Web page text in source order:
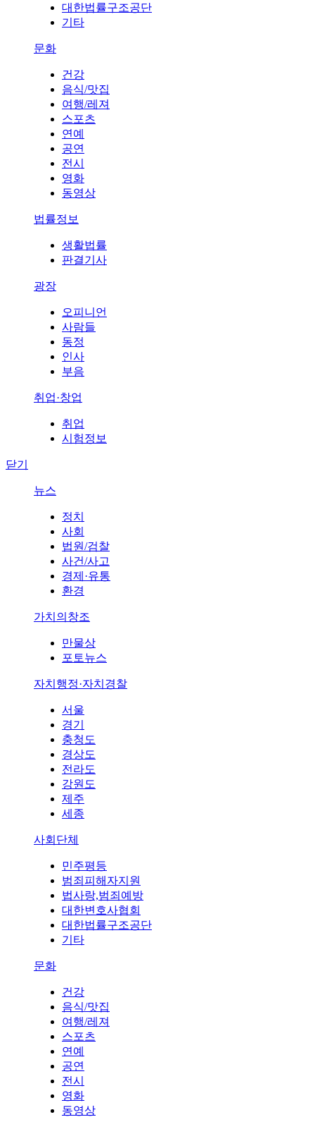
대한법률구조공단
기타
문화
건강
음식/맛집
여행/레져
스포츠
연예
공연
전시
영화
동영상
법률정보
생활법률
판결기사
광장
오피니언
사람들
동정
인사
부음
취업·창업
취업
시험정보
닫기
뉴스
정치
사회
법원/검찰
사건/사고
경제·유통
환경
가치의창조
만물상
포토뉴스
자치행정·자치경찰
서울
경기
충청도
경상도
전라도
강원도
제주
세종
사회단체
민주평등
범죄피해자지원
법사랑,범죄예방
대한변호사협회
대한법률구조공단
기타
문화
건강
음식/맛집
여행/레져
스포츠
연예
공연
전시
영화
동영상